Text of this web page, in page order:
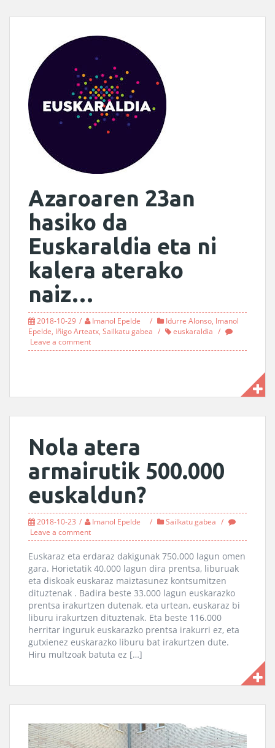
Azaroaren 23an
hasiko da
Euskaraldia eta ni
kalera aterako
naiz…
2018-10-29 Imanol Epelde Idurre Alonso, Imanol
Epelde, Iñigo Arteatx, Sailkatu gabea
euskaraldia
Leave a comment
Nola atera
armairutik 500.000
euskaldun?
2018-10-23 Imanol Epelde
Sailkatu gabea
Leave a comment
Euskaraz eta erdaraz dakigunak 750.000 lagun omen
gara. Horietatik 40.000 lagun dira prentsa, liburuak
eta diskoak euskaraz maiztasunez kontsumitzen
dituztenak . Badira beste 33.000 lagun euskarazko
prentsa irakurtzen dutenak, eta urtean, euskaraz bi
liburu irakurtzen dituztenak. Eta beste 116.000
herritar inguruk euskarazko prentsa irakurri ez, eta
gutxienez euskarazko liburu bat irakurtzen dute.
Hiru multzoak batuta ez […]